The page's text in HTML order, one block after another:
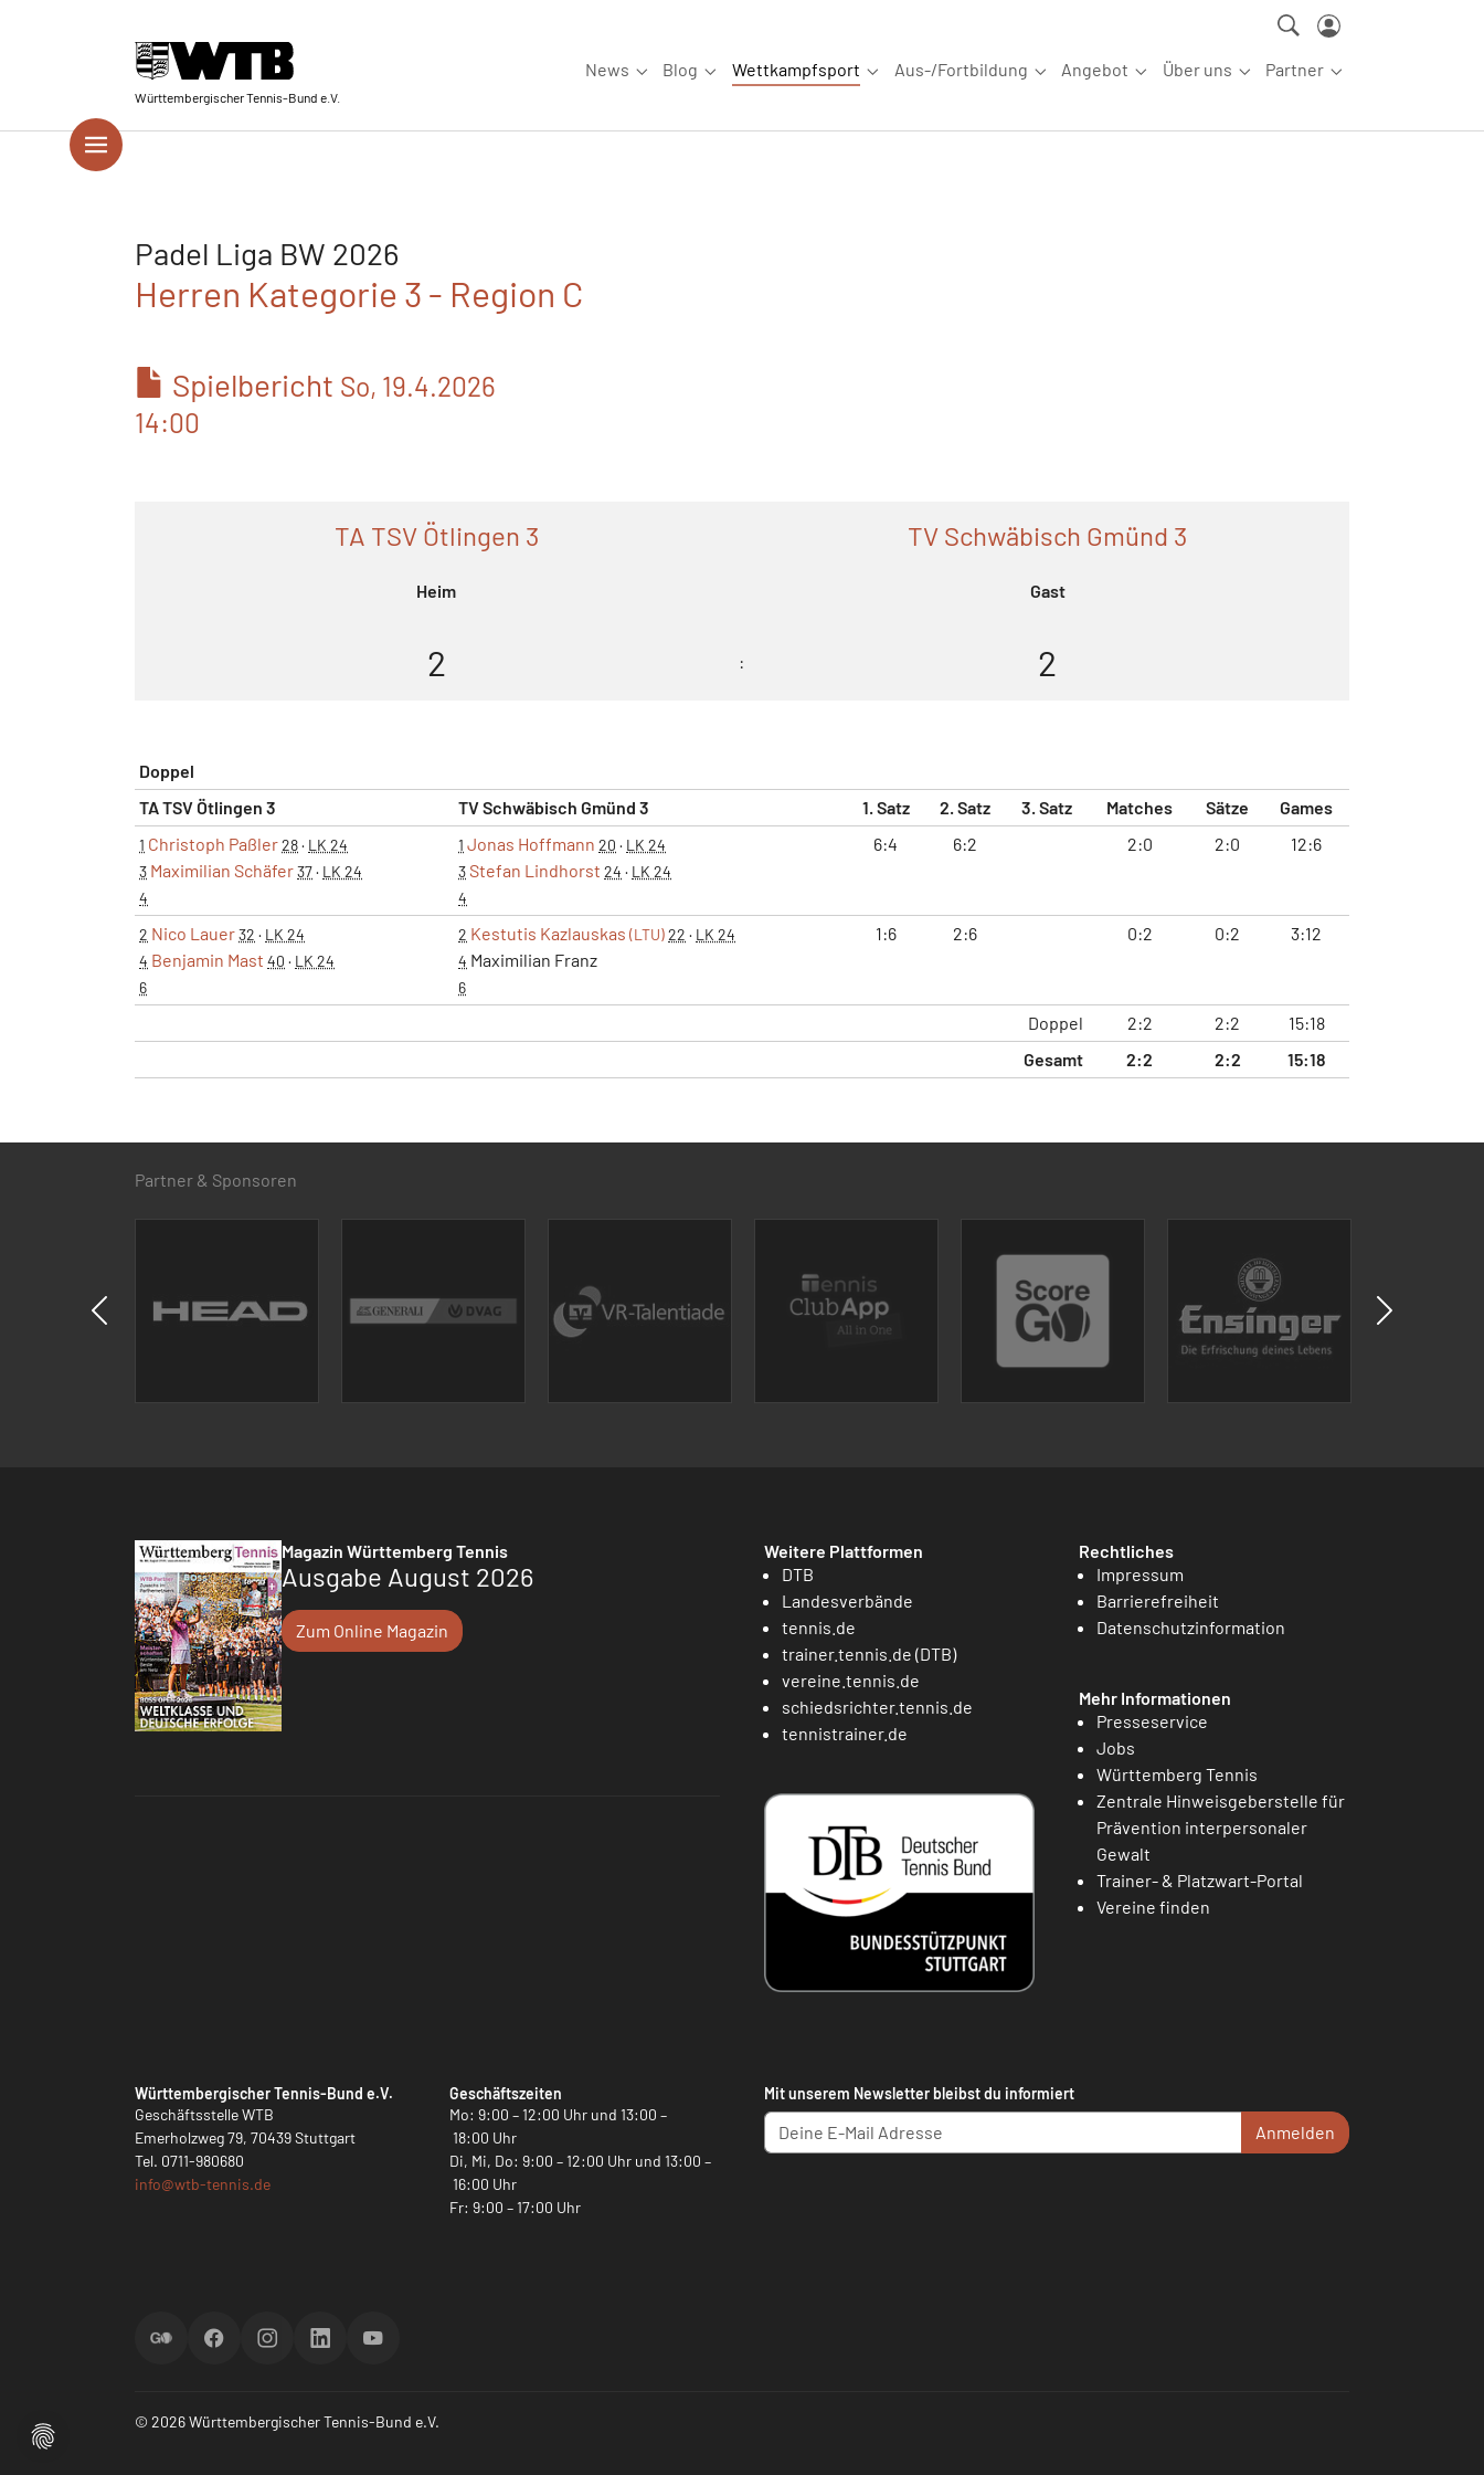
Württembergischer Tennis-Bund e.V.
News
Submenu for "News"
Blog
Submenu for "Blog"
Wettkampfsport
Submenu for "Wettkampfsport"
Aus-/Fortbildung
Submenu for "Aus-/Fortbildung"
Angebot
Submenu for "Angebot"
Über uns
Submenu for "Über uns"
Partner
Submenu for
Padel Liga BW 2026
Herren Kategorie 3 - Region C
Spielbericht So, 19.4.2026
14:00
TA TSV Ötlingen 3
Heim
TV Schwäbisch Gmünd 3
Gast
2 : 2
Doppel
TA TSV Ötlingen 3
TV Schwäbisch Gmünd 3 1. Satz 2. Satz 3. Satz Matches Sätze Games
1 Christoph Paßler28· LK 24
3 Maximilian Schäfer37· LK 24
4
1 Jonas Hoffmann 20 · LK 24
3Stefan Lindhorst 24 · LK 24
4
6:4 6:2 2:0 2:0 12:6
2 Nico Lauer32 · LK 24
4 Benjamin Mast 40 · LK 24
6
2 Kestutis Kazlauskas (LTU)22 · LK 24
4 Maximilian Franz
6
1:6 2:6 0:2 0:2 3:12
Doppel 2:2 2:2
15:18
Gesamt
2:2 2:2 15:18
Partner & Sponsoren
Magazin Württemberg Tennis
Ausgabe August 2026
Zum Online Magazin
Weitere Plattformen
DTB
Landesverbände
tennis.de
trainer.tennis.de (DTB)
vereine.tennis.de
schiedsrichter.tennis.de
tennistrainer.de
Rechtliches
Impressum
Barrierefreiheit
Datenschutzinformation
Mehr Informationen
Presseservice
Jobs
Württemberg Tennis
Zentrale Hinweisgeberstelle für
Prävention interpersonaler
Gewalt
Trainer- & Platzwart-Portal
Vereine finden
Württembergischer Tennis-Bund e.V.
Geschäftsstelle WTB
Emerholzweg 79, 70439 Stuttgart
Tel. 0711-980680
info@wtb-tennis.de
Geschäftszeiten
Mo: 9:00 – 12:00 Uhr und 13:00 –
18:00 Uhr
Di, Mi, Do: 9:00 – 12:00 Uhr und 13:00 –
16:00 Uhr
Fr: 9:00 – 17:00 Uhr
Mit unserem Newsletter bleibst du informiert
Anmelden
ScoreGOFacebookInstagramLinkedInYouTube
© 2026 Württembergischer Tennis-Bund e.V.